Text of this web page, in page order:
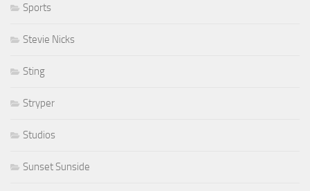
Sports
Stevie Nicks
Sting
Stryper
Studios
Sunset Sunside